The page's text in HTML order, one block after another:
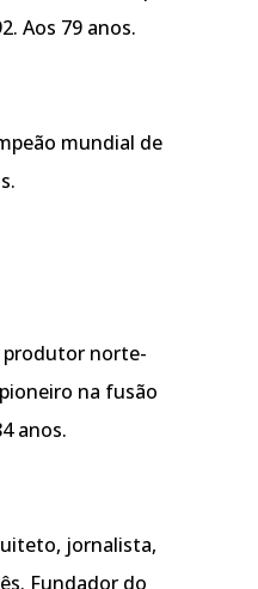
Aos 79 anos.
mundial de
produtor norte-
na fusão
anos.
jornalista,
Fundador do